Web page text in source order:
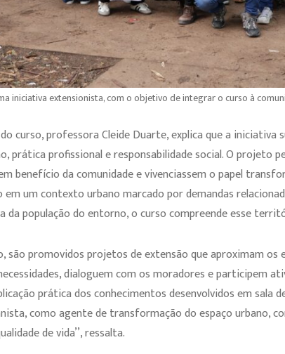
iniciativa extensionista, com o objetivo de integrar o curso à
curso, professora Cleide Duarte, explica que a iniciativa
prática profissional e responsabilidade social. O projeto
benefício da comunidade e vivenciassem o papel
em um contexto urbano marcado por demandas
da população do entorno, o curso compreende esse
são promovidos projetos de extensão que aproximam
dialoguem com os moradores e participem
prática dos conhecimentos desenvolvidos em sala
como agente de transformação do espaço urbano,
de vida’’, ressalta.